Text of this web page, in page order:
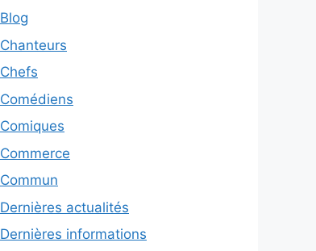
Blog
Chanteurs
Chefs
Comédiens
Comiques
Commerce
Commun
Dernières actualités
Dernières informations